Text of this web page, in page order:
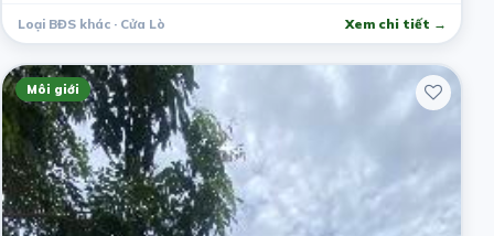
Loại BĐS khác · Cửa Lò Xem chi tiết →
Môi giới